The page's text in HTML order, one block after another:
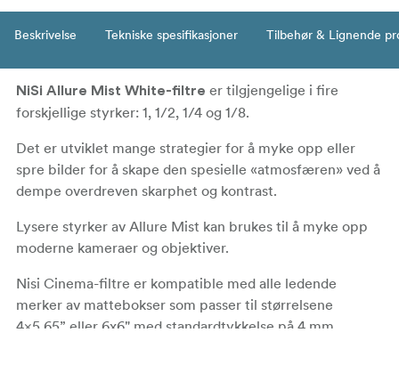
Beskrivelse Tekniske spesifikasjoner Tilbehør & Lignende
NiSi Allure Mist White-filtre er tilgjengelige i fire
forskjellige styrker: 1, 1/2, 1/4 og 1/8.
Det er utviklet mange strategier for å myke opp eller
spre bilder for å skape den spesielle «atmosfæren» ved å
dempe overdreven skarphet og kontrast.
Lysere styrker av Allure Mist kan brukes til å myke opp
moderne kameraer og objektiver.
Nisi Cinema-filtre er kompatible med alle ledende
merker av mattebokser som passer til størrelsene
4×5,65” eller 6x6" med standardtykkelse på 4 mm.